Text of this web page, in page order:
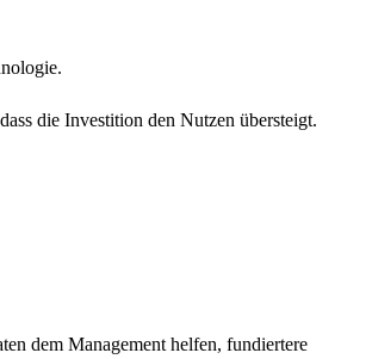
die Investition den Nutzen übersteigt.
dem Management helfen, fundiertere